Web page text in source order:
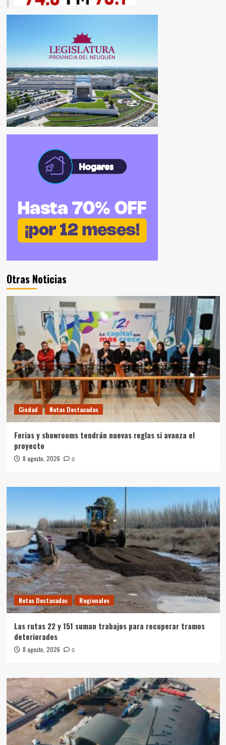
Otras Noticias
Ciudad Notas Destacadas
Ferias y showrooms tendrán nuevas reglas si avanza el
proyecto
8 agosto, 2026 0
Notas Destacadas Regionales
Las rutas 22 y 151 suman trabajos para recuperar tramos
deteriorados
8 agosto, 2026 0